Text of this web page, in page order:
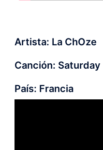
Artista: La ChOze
Canción: Saturday
País: Francia